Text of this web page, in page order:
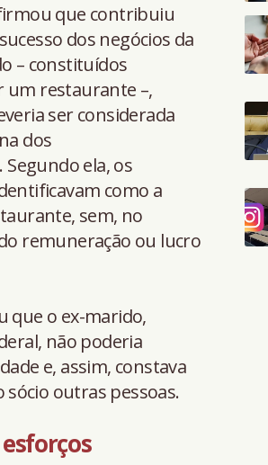
que contribuiu
dos negócios da
– constituídos
restaurante –,
ser considerada
dos
ela, os
como a
sem, no
remuneração ou lucro
que o ex-marido,
não poderia
e, assim, constava
outras pessoas.